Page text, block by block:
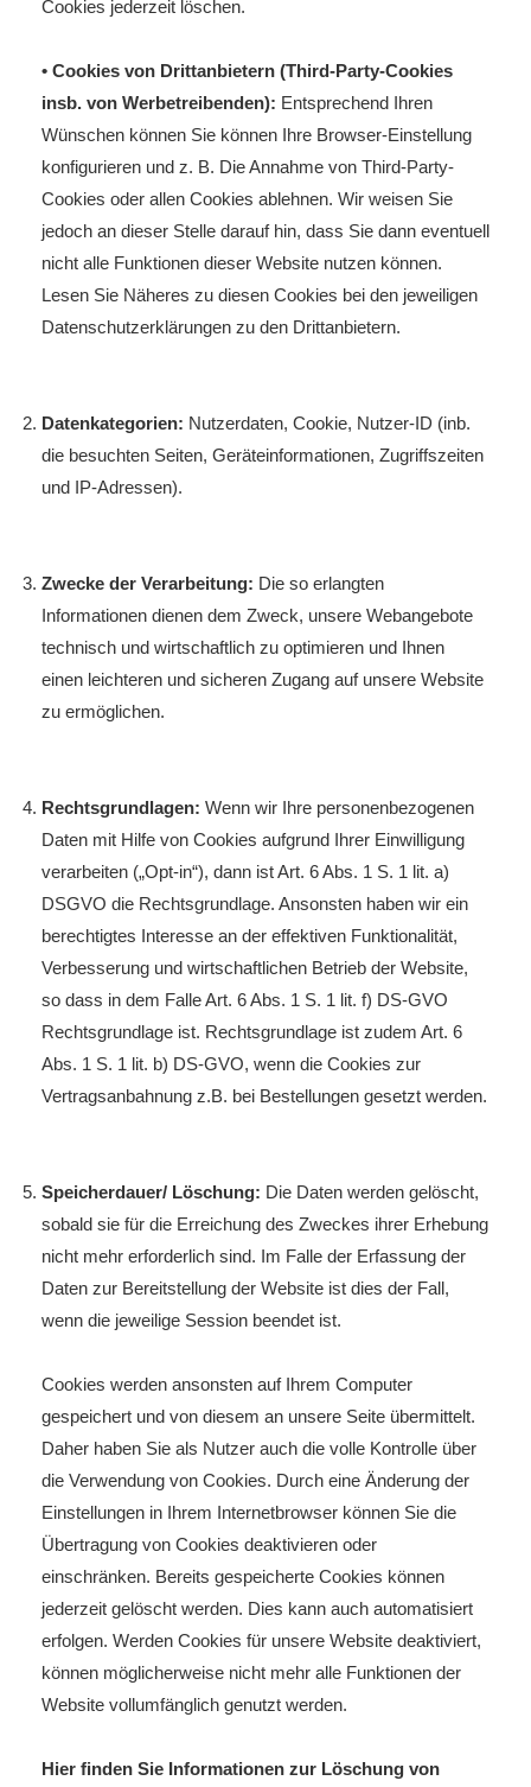
Cookies jederzeit löschen.
• Cookies von Drittanbietern (Third-Party-Cookies
insb. von Werbetreibenden): Entsprechend Ihren
Wünschen können Sie können Ihre Browser-Einstellung
konfigurieren und z. B. Die Annahme von Third-Party-
Cookies oder allen Cookies ablehnen. Wir weisen Sie
jedoch an dieser Stelle darauf hin, dass Sie dann eventuell
nicht alle Funktionen dieser Website nutzen können.
Lesen Sie Näheres zu diesen Cookies bei den jeweiligen
Datenschutzerklärungen zu den Drittanbietern.
Datenkategorien: Nutzerdaten, Cookie, Nutzer-ID (inb.
die besuchten Seiten, Geräteinformationen, Zugriffszeiten
und IP-Adressen).
Zwecke der Verarbeitung: Die so erlangten
Informationen dienen dem Zweck, unsere Webangebote
technisch und wirtschaftlich zu optimieren und Ihnen
einen leichteren und sicheren Zugang auf unsere Website
zu ermöglichen.
Rechtsgrundlagen: Wenn wir Ihre personenbezogenen
Daten mit Hilfe von Cookies aufgrund Ihrer Einwilligung
verarbeiten („Opt-in“), dann ist Art. 6 Abs. 1 S. 1 lit. a)
DSGVO die Rechtsgrundlage. Ansonsten haben wir ein
berechtigtes Interesse an der effektiven Funktionalität,
Verbesserung und wirtschaftlichen Betrieb der Website,
so dass in dem Falle Art. 6 Abs. 1 S. 1 lit. f) DS-GVO
Rechtsgrundlage ist. Rechtsgrundlage ist zudem Art. 6
Abs. 1 S. 1 lit. b) DS-GVO, wenn die Cookies zur
Vertragsanbahnung z.B. bei Bestellungen gesetzt werden.
Speicherdauer/ Löschung: Die Daten werden gelöscht,
sobald sie für die Erreichung des Zweckes ihrer Erhebung
nicht mehr erforderlich sind. Im Falle der Erfassung der
Daten zur Bereitstellung der Website ist dies der Fall,
wenn die jeweilige Session beendet ist.
Cookies werden ansonsten auf Ihrem Computer
gespeichert und von diesem an unsere Seite übermittelt.
Daher haben Sie als Nutzer auch die volle Kontrolle über
die Verwendung von Cookies. Durch eine Änderung der
Einstellungen in Ihrem Internetbrowser können Sie die
Übertragung von Cookies deaktivieren oder
einschränken. Bereits gespeicherte Cookies können
jederzeit gelöscht werden. Dies kann auch automatisiert
erfolgen. Werden Cookies für unsere Website deaktiviert,
können möglicherweise nicht mehr alle Funktionen der
Website vollumfänglich genutzt werden.
Hier finden Sie Informationen zur Löschung von